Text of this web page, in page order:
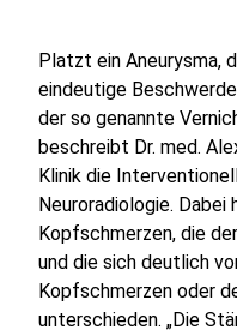
Platzt ein Aneurysma,
eindeutige
der so genannte
beschreibt Dr. med.
Klinik die
Neuroradiologie. Dabei
Kopfschmerzen, die
und die sich deutlich
Kopfschmerzen oder
unterschieden. „Die